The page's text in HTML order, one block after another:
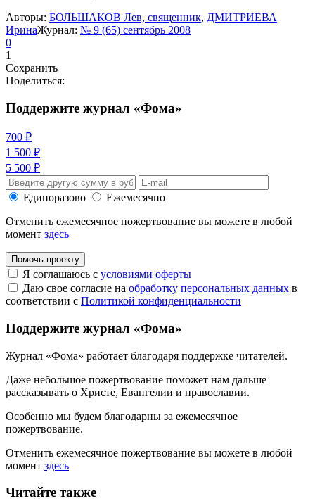
Авторы: БОЛЬШАКОВ Лев, священник, ДМИТРИЕВА
ИринаЖурнал: № 9 (65) сентябрь 2008
0
1
Сохранить
Поделиться:
Поддержите журнал «Фома»
700 ₽
1 500 ₽
5 500 ₽
Единоразово
Ежемесячно
Отменить ежемесячное пожертвование вы можете в любой
момент здесь
Помочь проекту
Я соглашаюсь с условиями оферты
Даю свое согласие на обработку персональных данных в
соответствии с Политикой конфиденциальности
Поддержите журнал «Фома»
Журнал «Фома» работает благодаря поддержке читателей.
Даже небольшое пожертвование поможет нам дальше
рассказывать о Христе, Евангелии и православии.
Особенно мы будем благодарны за ежемесячное
пожертвование.
Отменить ежемесячное пожертвование вы можете в любой
момент здесь
Читайте также